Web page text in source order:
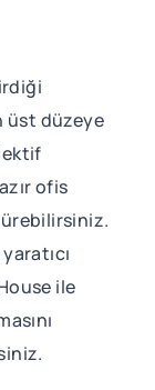
üst düzeye
ofis
ile